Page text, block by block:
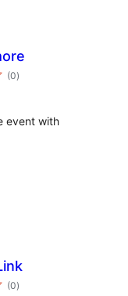
(0totale
vurderinger
)
event with
(0totale
vurderinger
)